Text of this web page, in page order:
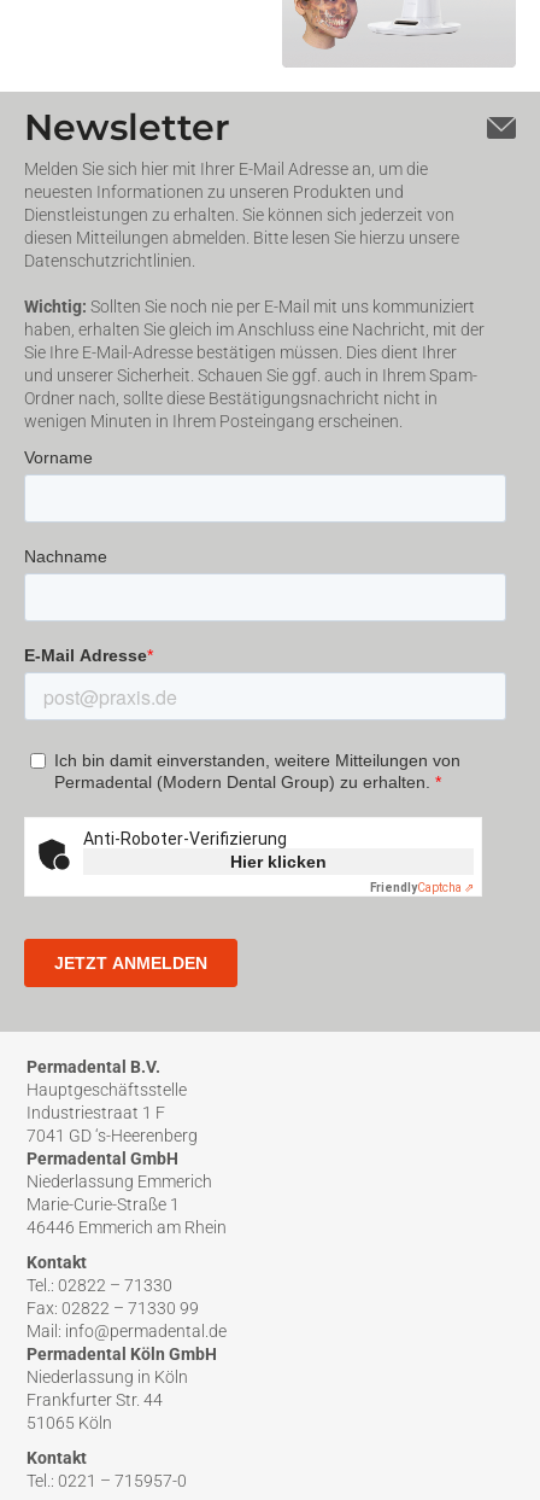
Newsletter
Melden Sie sich hier mit Ihrer E-Mail Adresse an, um die
neuesten Informationen zu unseren Produkten und
Dienstleistungen zu erhalten. Sie können sich jederzeit von
diesen Mitteilungen abmelden. Bitte lesen Sie hierzu unsere
Datenschutzrichtlinien.
Wichtig: Sollten Sie noch nie per E-Mail mit uns kommuniziert
haben, erhalten Sie gleich im Anschluss eine Nachricht, mit der
Sie Ihre E-Mail-Adresse bestätigen müssen. Dies dient Ihrer
und unserer Sicherheit. Schauen Sie ggf. auch in Ihrem Spam-
Ordner nach, sollte diese Bestätigungsnachricht nicht in
wenigen Minuten in Ihrem Posteingang erscheinen.
Permadental B.V.
Hauptgeschäftsstelle
Industriestraat 1 F
7041 GD ‘s-Heerenberg
Permadental GmbH
Niederlassung Emmerich
Marie-Curie-Straße 1
46446 Emmerich am Rhein
Kontakt
Tel.: 02822 – 71330
Fax: 02822 – 71330 99
Mail: info@permadental.de
Permadental Köln GmbH
Niederlassung in Köln
Frankfurter Str. 44
51065 Köln
Kontakt
Tel.: 0221 – 715957-0